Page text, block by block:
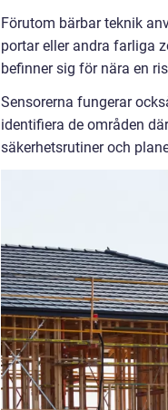
Förutom bärbar teknik
portar eller andra farliga
befinner sig för nära en
Sensorerna fungerar
identifiera de områden
säkerhetsrutiner och